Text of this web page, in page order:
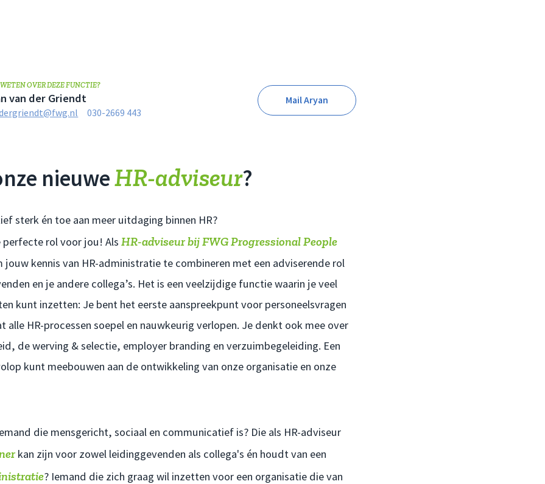
OVER DEZE FUNCTIE?
van der Griendt
030-2669 443
Mail Aryan
nieuweHR-adviseur?
sterk én toe aan meer uitdaging binnen HR?
perfecte rol voor jou! AlsHR-adviseur bij FWG Progressional People
jouw kennis van HR-administratie te combineren met een adviserende rol
en je andere collega’s. Het is een veelzijdige functie waarin je veel
kunt inzetten: Je bent het eerste aanspreekpunt voor personeelsvragen
alle HR-processen soepel en nauwkeurig verlopen. Je denkt ook mee over
de werving & selectie, employer branding en verzuimbegeleiding. Een
kunt meebouwen aan de ontwikkeling van onze organisatie en onze
die mensgericht, sociaal en communicatief is? Die als HR-adviseur
kan zijn voor zowel leidinggevenden als collega's én houdt van een
? Iemand die zich graag wil inzetten voor een organisatie die van